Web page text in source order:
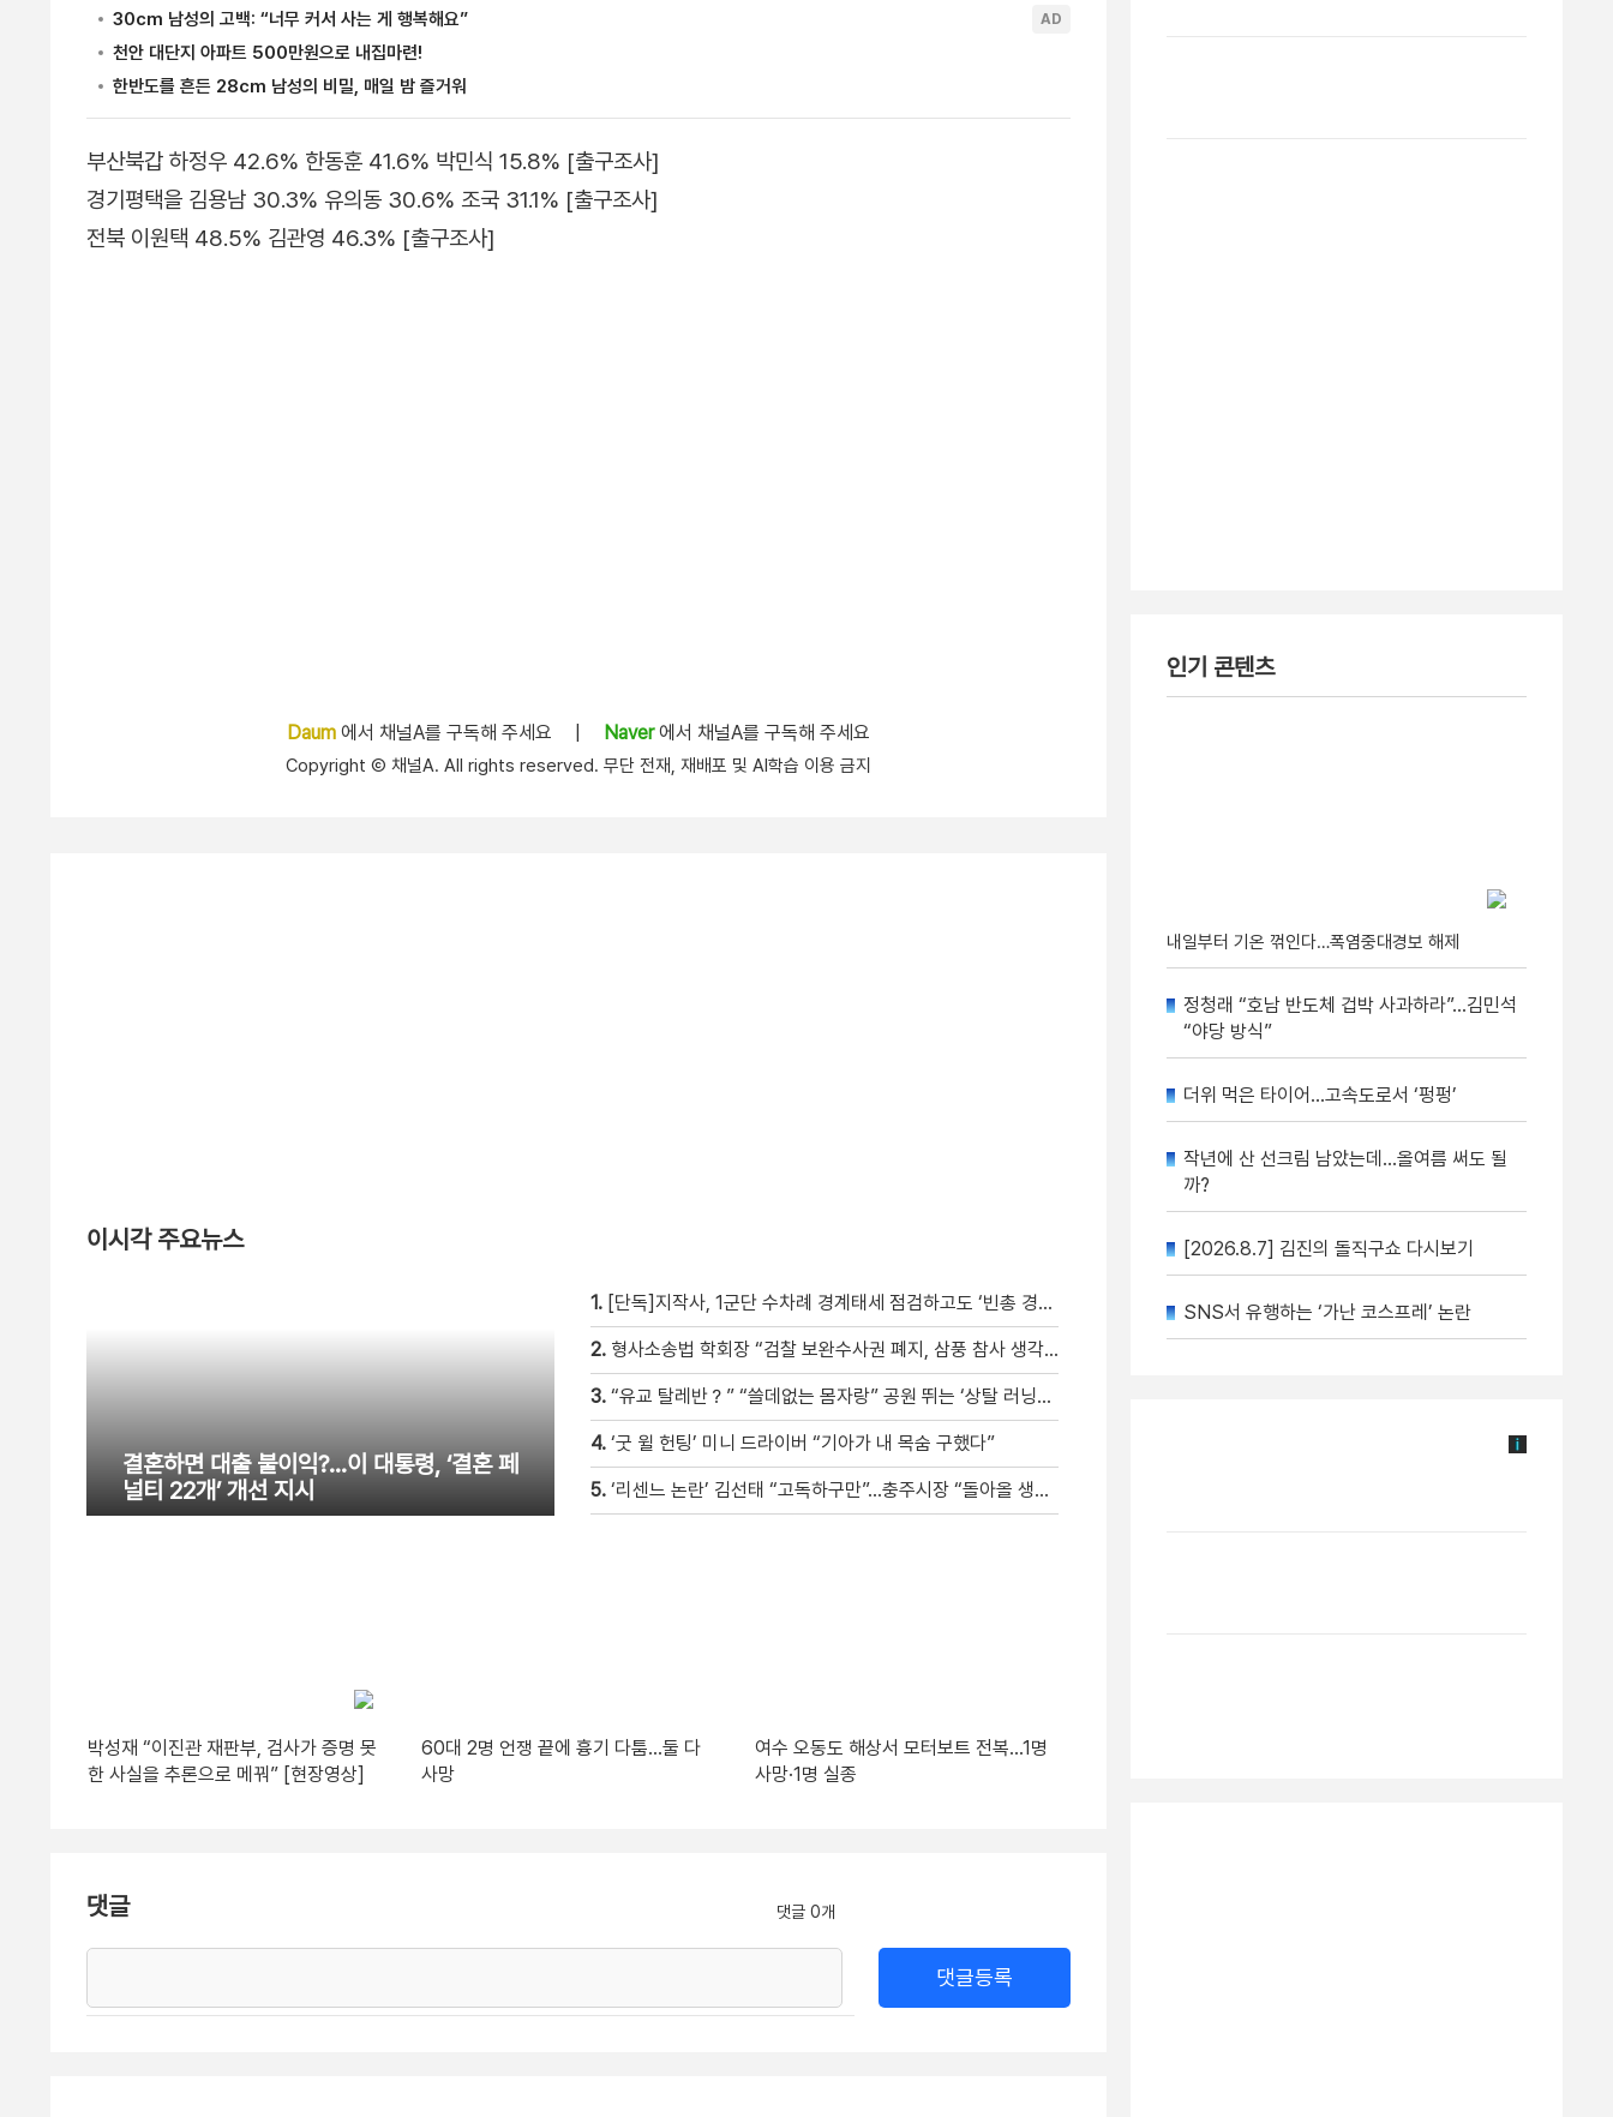
부산북갑 하정우 42.6% 한동훈 41.6% 박민식 15.8% [출구조사]
경기평택을 김용남 30.3% 유의동 30.6% 조국 31.1% [출구조사]
전북 이원택 48.5% 김관영 46.3% [출구조사]
Daum 에서 채널A를 구독해 주세요 Naver에서 채널A를 구독해 주세요
Copyright Ⓒ 채널A. All rights reserved. 무단 전재, 재배포 및 AI학습 이용 금지
이시각 주요뉴스
결혼하면 대출 불이익?…이 대통령, ‘결혼 페
널티 22개’ 개선 지시
1. [단독]지작사, 1군단 수차례 경계태세 점검하고도 ‘빈총 경계’ 몰랐다
2. 형사소송법 학회장 “검찰 보완수사권 폐지, 삼풍 참사 생각 난다” [현장영상]
3. “유교 탈레반？” “쓸데없는 몸자랑” 공원 뛰는 ‘상탈 러닝족’ 갑론을박 [자막뉴스]
4. ‘굿 윌 헌팅’ 미니 드라이버 “기아가 내 목숨 구했다”
5. ‘리센느 논란’ 김선태 “고독하구만”…충주시장 “돌아올 생각은?”
박성재 “이진관 재판부, 검사가 증명 못
한 사실을 추론으로 메꿔” [현장영상]
60대 2명 언쟁 끝에 흉기 다툼…둘 다
사망
여수 오동도 해상서 모터보트 전복…1명
사망·1명 실종
댓글 댓글 0개
댓글등록
인기 콘텐츠
내일부터 기온 꺾인다…폭염중대경보 해제
정청래 “호남 반도체 겁박 사과하라”…김민석
“야당 방식”
더위 먹은 타이어…고속도로서 ‘펑펑’
작년에 산 선크림 남았는데…올여름 써도 될
까?
[2026.8.7] 김진의 돌직구쇼 다시보기
SNS서 유행하는 ‘가난 코스프레’ 논란